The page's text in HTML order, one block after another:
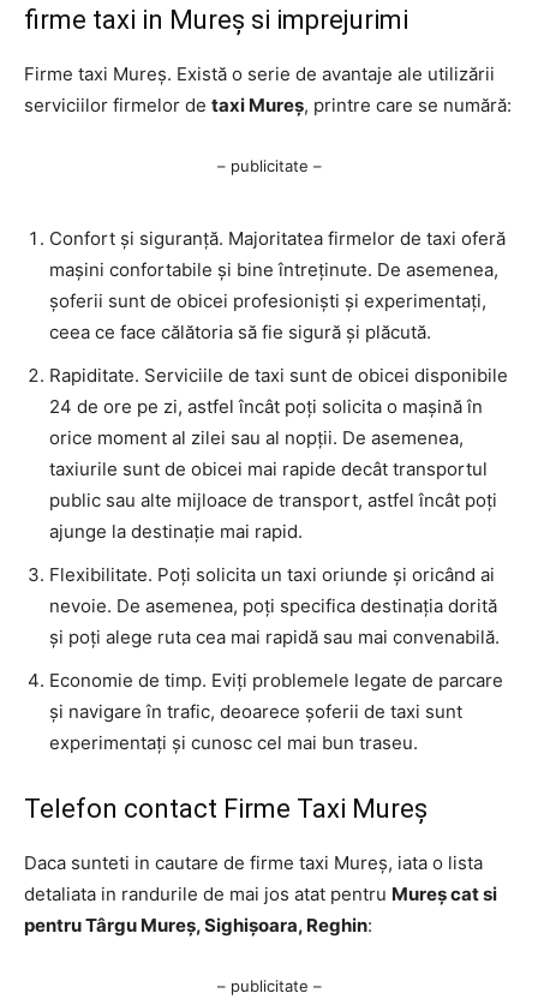
firme taxi in Mureș si imprejurimi
Firme taxi Mureș. Există o serie de avantaje ale utilizării
serviciilor firmelor de taxi Mureș, printre care se numără:
– publicitate –
Confort și siguranță. Majoritatea firmelor de taxi oferă
mașini confortabile și bine întreținute. De asemenea,
șoferii sunt de obicei profesioniști și experimentați,
ceea ce face călătoria să fie sigură și plăcută.
Rapiditate. Serviciile de taxi sunt de obicei disponibile
24 de ore pe zi, astfel încât poți solicita o mașină în
orice moment al zilei sau al nopții. De asemenea,
taxiurile sunt de obicei mai rapide decât transportul
public sau alte mijloace de transport, astfel încât poți
ajunge la destinație mai rapid.
Flexibilitate. Poți solicita un taxi oriunde și oricând ai
nevoie. De asemenea, poți specifica destinația dorită
și poți alege ruta cea mai rapidă sau mai convenabilă.
Economie de timp. Eviți problemele legate de parcare
și navigare în trafic, deoarece șoferii de taxi sunt
experimentați și cunosc cel mai bun traseu.
Telefon contact Firme Taxi Mureș
Daca sunteti in cautare de firme taxi Mureș, iata o lista
detaliata in randurile de mai jos atat pentru Mureș cat si
pentru Târgu Mureș, Sighișoara, Reghin:
– publicitate –